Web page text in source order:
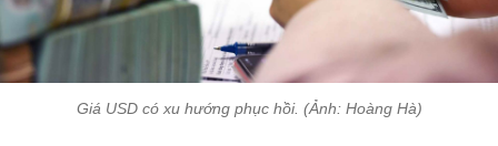
Giá USD có xu hướng phục hồi. (Ảnh: Hoàng Hà)